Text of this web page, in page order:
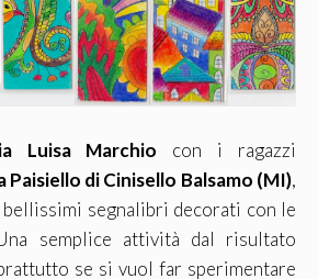
Luisa Marchio con i ragazzi
Paisiello di Cinisello Balsamo (MI),
segnalibri decorati con le
semplice attività dal risultato
se si vuol far sperimentare